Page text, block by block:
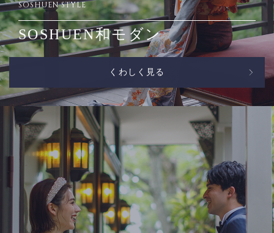
SOSHUEN STYLE
SOSHUEN和モダン
くわしく見る